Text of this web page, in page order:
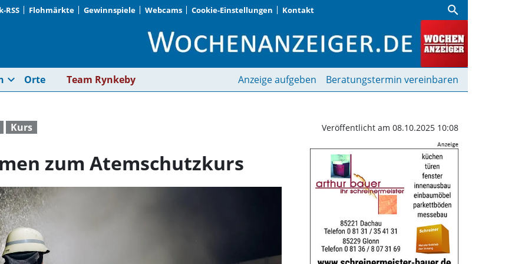
RSS Flohmärkte Gewinnspiele Webcams Cookie-Einstellungen Kontakt search
Zwölf Teilnehmer kamen zum
expand_more Orte Team Rynkeby Anzeige aufgeben Beratungstermin vereinbaren
Kurs Veröffentlicht am 08.10.2025 10:08
zum Atemschutzkurs